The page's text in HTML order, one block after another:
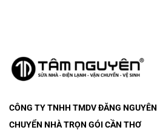
CÔNG TY TNHH TMDV ĐĂNG NGUYÊN
CHUYỂN NHÀ TRỌN GÓI CẦN THƠ